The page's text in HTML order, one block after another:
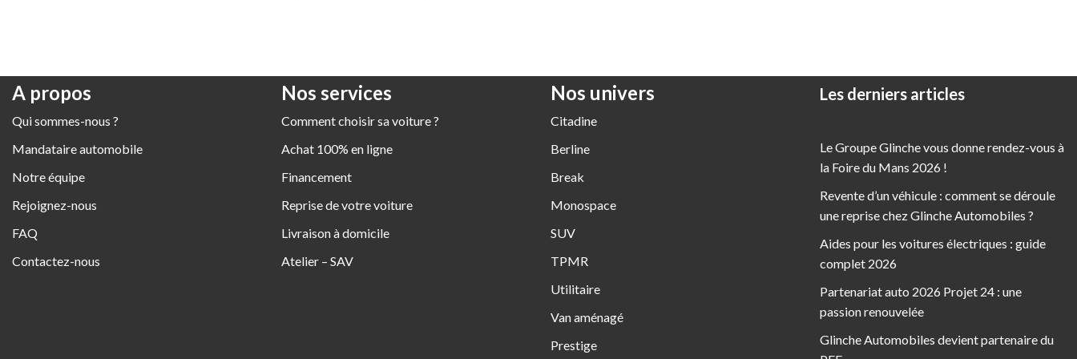
A propos
Qui sommes-nous ?
Mandataire automobile
Notre équipe
Rejoignez-nous
FAQ
Contactez-nous
Nos services
Comment choisir sa voiture ?
Achat 100% en ligne
Financement
Reprise de votre voiture
Livraison à domicile
Atelier – SAV
Nos univers
Citadine
Berline
Break
Monospace
SUV
TPMR
Utilitaire
Van aménagé
Prestige
Les derniers articles
Le Groupe Glinche vous donne rendez-vous à
la Foire du Mans 2026 !
Revente d’un véhicule : comment se déroule
une reprise chez Glinche Automobiles ?
Aides pour les voitures électriques : guide
complet 2026
Partenariat auto 2026 Projet 24 : une
passion renouvelée
Glinche Automobiles devient partenaire du